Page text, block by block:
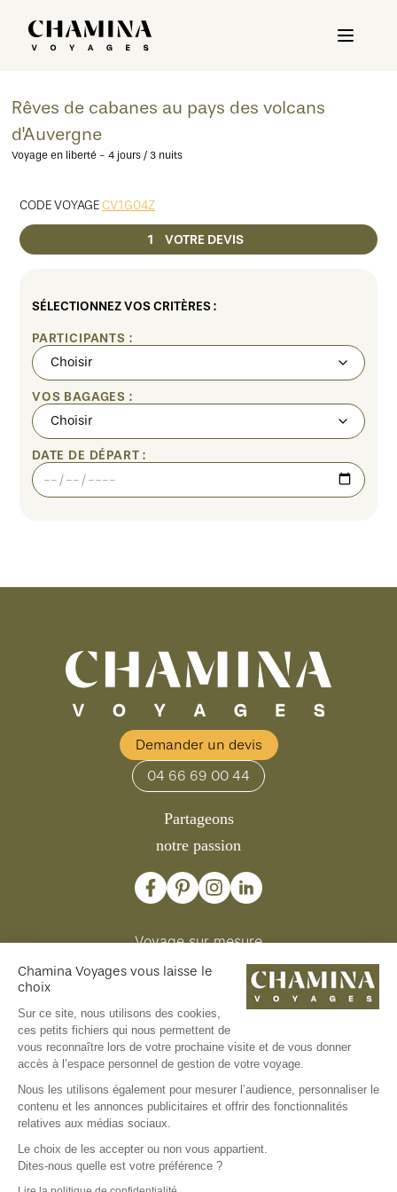
Chamina Voyages vous laisse le
choix
Sur ce site, nous utilisons des cookies,
ces petits fichiers qui nous permettent de
vous reconnaître lors de votre prochaine visite et de vous donner
accès à l’espace personnel de gestion de votre voyage.
Nous les utilisons également pour mesurer l’audience, personnaliser le
contenu et les annonces publicitaires et offrir des fonctionnalités
relatives aux médias sociaux.
Le choix de les accepter ou non vous appartient.
Dites-nous quelle est votre préférence ?
Rêves de cabanes au pays des volcans
d'Auvergne
Voyage en liberté - 4 jours / 3 nuits
CODE VOYAGE CV1G04Z
1 VOTRE DEVIS
SÉLECTIONNEZ VOS CRITÈRES :
PARTICIPANTS :
VOS BAGAGES :
DATE DE DÉPART :
Demander un devis
04 66 69 00 44
Partageons
notre passion
Voyage sur mesure
Offrir un voyage
Comités d'entreprise et collectivités
Clubs et associations
© Chamina Voyages2026
Mentions légales
CGV et Assurance